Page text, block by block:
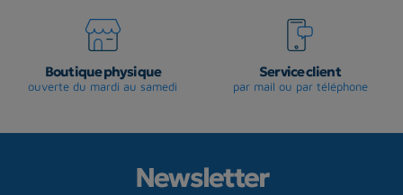
Boutique physique
ouverte du mardi au samedi
Service client
par mail ou par téléphone
Newsletter